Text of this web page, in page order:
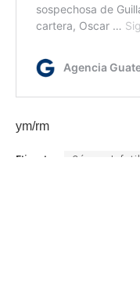
ym/rm
Etiquetas: Cáncer Infatil